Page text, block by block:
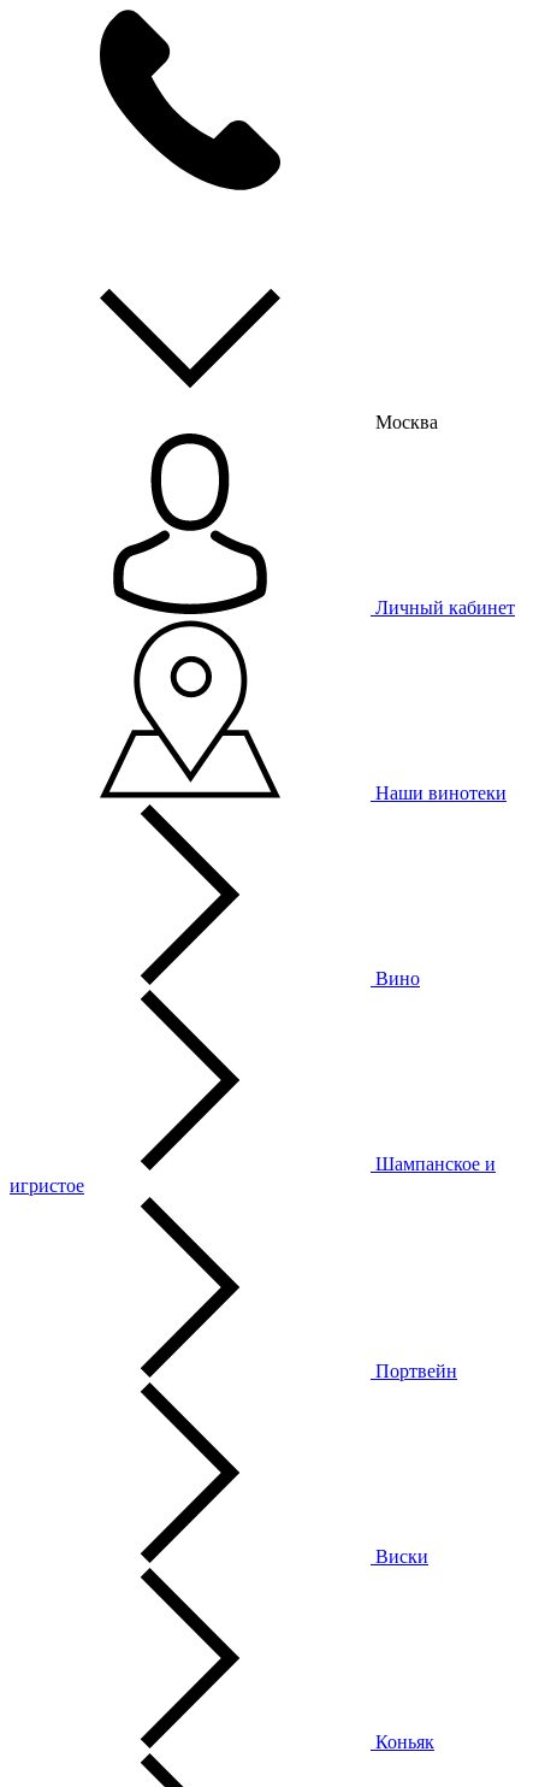
Москва
Личный кабинет
Наши винотеки
Вино
Шампанское и
игристое
Портвейн
Виски
Коньяк